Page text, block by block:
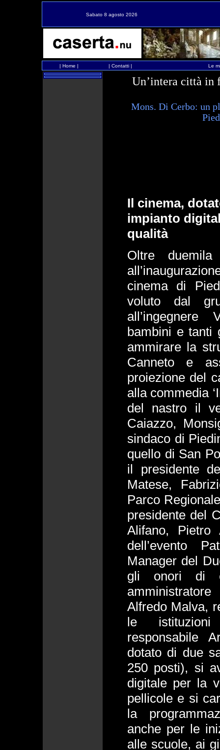
Sabato 8 agosto 2026
| Home | | Contatti| Le
Un’intera città in
Mons. Di Cerbo: un
Il cinema,
impianto
qualità
Oltre
cinema di
voluto dal
all’ingegnere
bambini e tanti
ammirare la
Canneto e
proiezione del
alla commedia
del nastro il
Caiazzo,
sindaco di
quello di San
il presidente
Matese,
Parco
presidente del
Alifano, Pietro
dell’evento
Manager del
gli onori di
Alfredo Malva,
le
responsabile
dotato di due
250 posti), si
digitale per la
pellicole e si
la
anche per le
alle scuole, ai